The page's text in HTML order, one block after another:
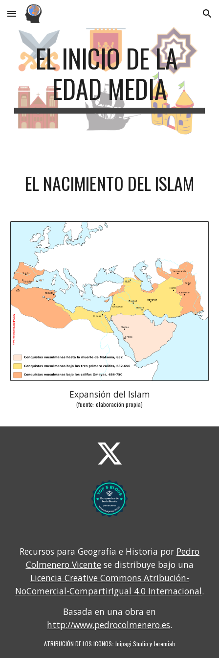
Skip to main content Skip to navigation
EL INICIO DE LA
EDAD MEDIA
EL NACIMIENTO DEL ISLAM
Expansión del Islam
(fuente: elaboración propia)
Recursos para Geografía e Historia por Pedro
Colmenero Vicente se distribuye bajo una
Licencia Creative Commons Atribución-
NoComercial-CompartirIgual 4.0 Internacional.
Basada en una obra en
http://www.pedrocolmenero.es.
ATRIBUCIÓN DE LOS ICONOS: Inipagi Studio y Jeremiah